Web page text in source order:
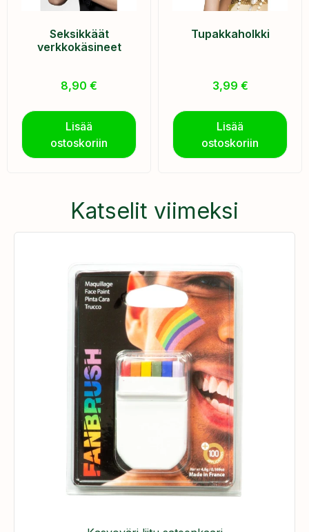
Seksikkäät
verkkokäsineet
8,90 €
Lisää
ostoskoriin
Tupakkaholkki
3,99 €
Lisää
ostoskoriin
Katselit viimeksi